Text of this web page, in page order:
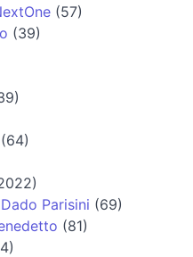
(57)
(39)
(64)
Dado Parisini (69)
(81)